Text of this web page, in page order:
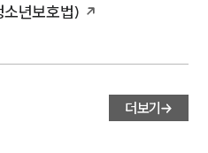
소년보호법)
더보기